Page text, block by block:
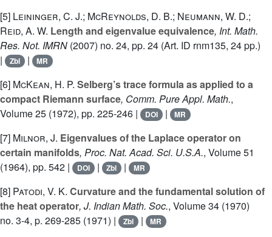
[5] Leininger, C. J.; McReynolds, D. B.; Neumann, W. D.;
Reid, A. W. Length and eigenvalue equivalence, Int. Math.
Res. Not. IMRN (2007) no. 24, pp. 24 (Art. ID rnm135, 24 pp.)
|
Zbl | MR
[6] McKean, H. P. Selberg’s trace formula as applied to a
compact Riemann surface, Comm. Pure Appl. Math.,
Volume 25 (1972), pp. 225-246 | DOI | MR
[7] Milnor, J. Eigenvalues of the Laplace operator on
certain manifolds, Proc. Nat. Acad. Sci. U.S.A., Volume 51
(1964), pp. 542 |
DOI | Zbl | MR
[8] Patodi, V. K. Curvature and the fundamental solution of
the heat operator, J. Indian Math. Soc., Volume 34 (1970)
no. 3-4, p. 269-285 (1971) |
Zbl | MR